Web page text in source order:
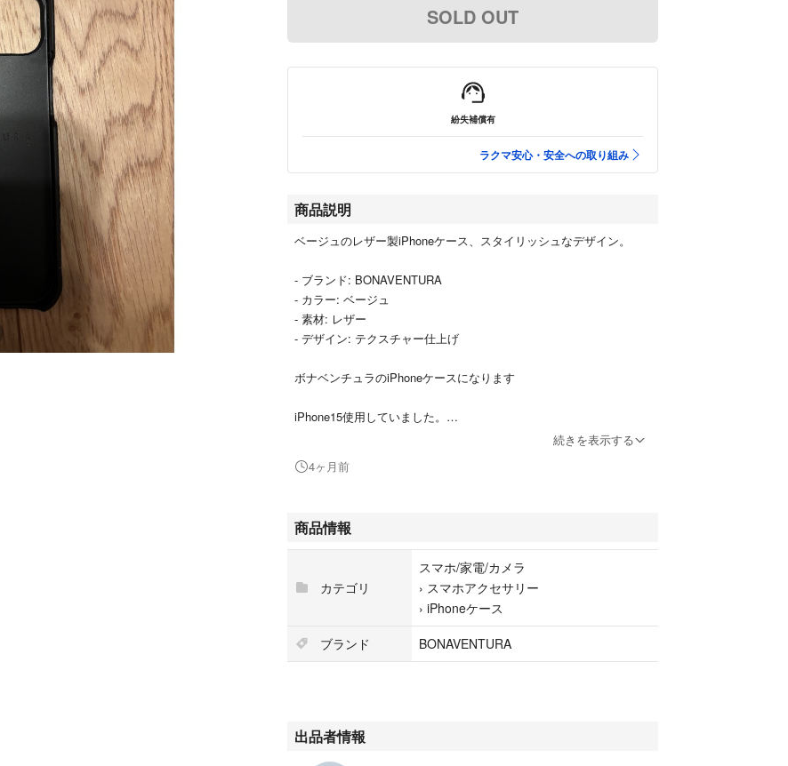
SOLD OUT
紛失補償有
ラクマ安心・安全への取り組み
商品説明
ベージュのレザー製iPhoneケース、スタイリッシュなデザイン。
- ブランド: BONAVENTURA
- カラー: ベージュ
- 素材: レザー
- デザイン: テクスチャー仕上げ
ボナベンチュラのiPhoneケースになります
iPhone15使用していました。
続きを表示する
4ヶ月前
商品情報
カテゴリ
スマホ/家電/カメラ
› スマホアクセサリー
› iPhoneケース
ブランド
BONAVENTURA
出品者情報